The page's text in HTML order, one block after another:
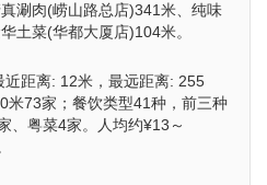
涮肉(崂山路总店)341米、纯味
土菜(华都大厦店)104米。
距离: 12米，最远距离: 255
米73家；餐饮类型41种，前三种
、粤菜4家。人均约¥13～